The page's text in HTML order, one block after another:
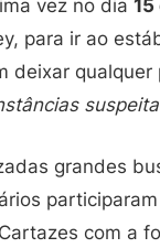
vez no dia 15
para ir ao
deixar
grandes
com a